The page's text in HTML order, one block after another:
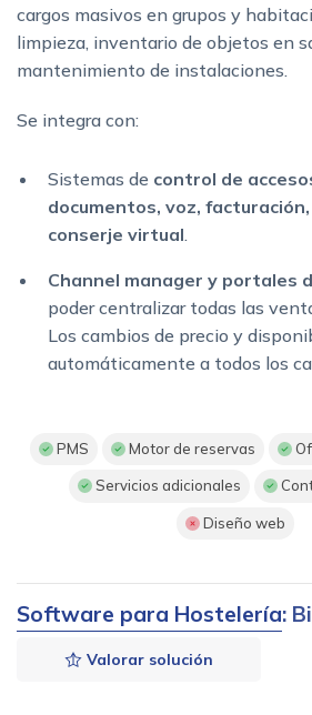
cargos masivos en grupos y
limpieza, inventario de objetos en
mantenimiento de instalaciones.
Se integra con:
Sistemas de control de
documentos, voz,
conserje virtual.
Channel manager y portales
poder centralizar todas las
Los cambios de precio y
automáticamente a todos los
PMS Motor de reservas
Servicios adicionales
Diseño web
Software para Hostelería:
Valorar solución